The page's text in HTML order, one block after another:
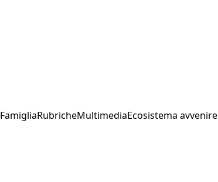
FamigliaRubricheMultimediaEcosistema avvenire